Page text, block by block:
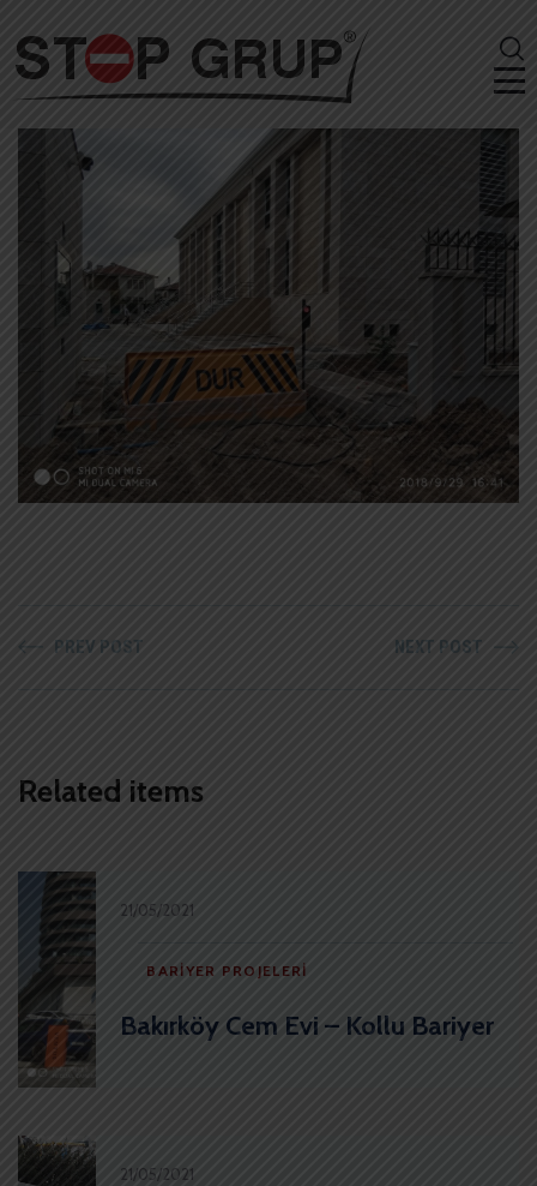
PREV POST NEXT POST
Related items
21/05/2021
BARIYER PROJELERI
Bakırköy Cem Evi – Kollu Bariyer
21/05/2021